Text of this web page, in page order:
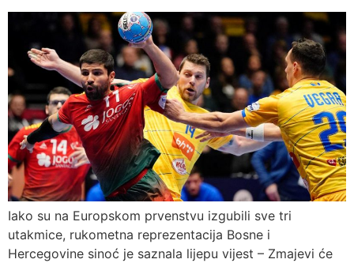
Iako su na Europskom prvenstvu izgubili sve tri
utakmice, rukometna reprezentacija Bosne i
Hercegovine sinoć je saznala lijepu vijest – Zmajevi će